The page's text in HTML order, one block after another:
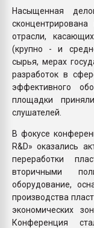
Насыщенная
сконцентрирована
отрасли,
(крупно - и
сырья, мерах
разработок в
эффективного
площадки
слушателей.
В фокусе
R&D» оказались
переработки
вторичными
оборудование,
производства
экономических
Конференция